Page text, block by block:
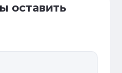
оставить